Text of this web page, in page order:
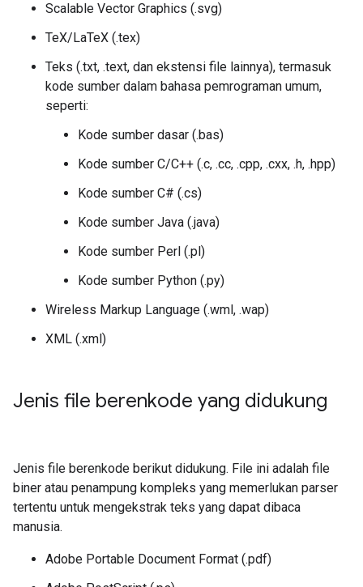
Scalable Vector Graphics (.svg)
TeX/LaTeX (.tex)
Teks (.txt, .text, dan ekstensi file lainnya), termasuk
kode sumber dalam bahasa pemrograman umum,
seperti:
Kode sumber dasar (.bas)
Kode sumber C/C++ (.c, .cc, .cpp, .cxx, .h, .hpp)
Kode sumber C# (.cs)
Kode sumber Java (.java)
Kode sumber Perl (.pl)
Kode sumber Python (.py)
Wireless Markup Language (.wml, .wap)
XML (.xml)
Jenis file berenkode yang didukung
Jenis file berenkode berikut didukung. File ini adalah file
biner atau penampung kompleks yang memerlukan parser
tertentu untuk mengekstrak teks yang dapat dibaca
manusia.
Adobe Portable Document Format (.pdf)